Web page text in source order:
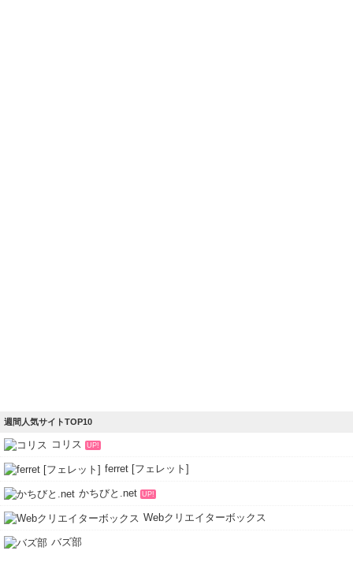
週間人気サイトTOP10
コリス UP!
ferret [フェレット]
かちびと.net UP!
Webクリエイターボックス
バズ部